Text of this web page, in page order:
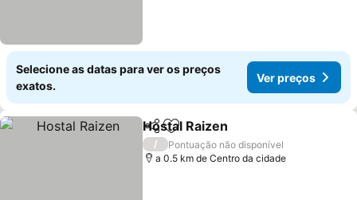
Selecione as datas para ver os preços
exatos.
Ver preços
PartilharAdicionar aos favoritos
Hostal Raizen
/
Pontuação não disponível
a 0.5 km de Centro da cidade